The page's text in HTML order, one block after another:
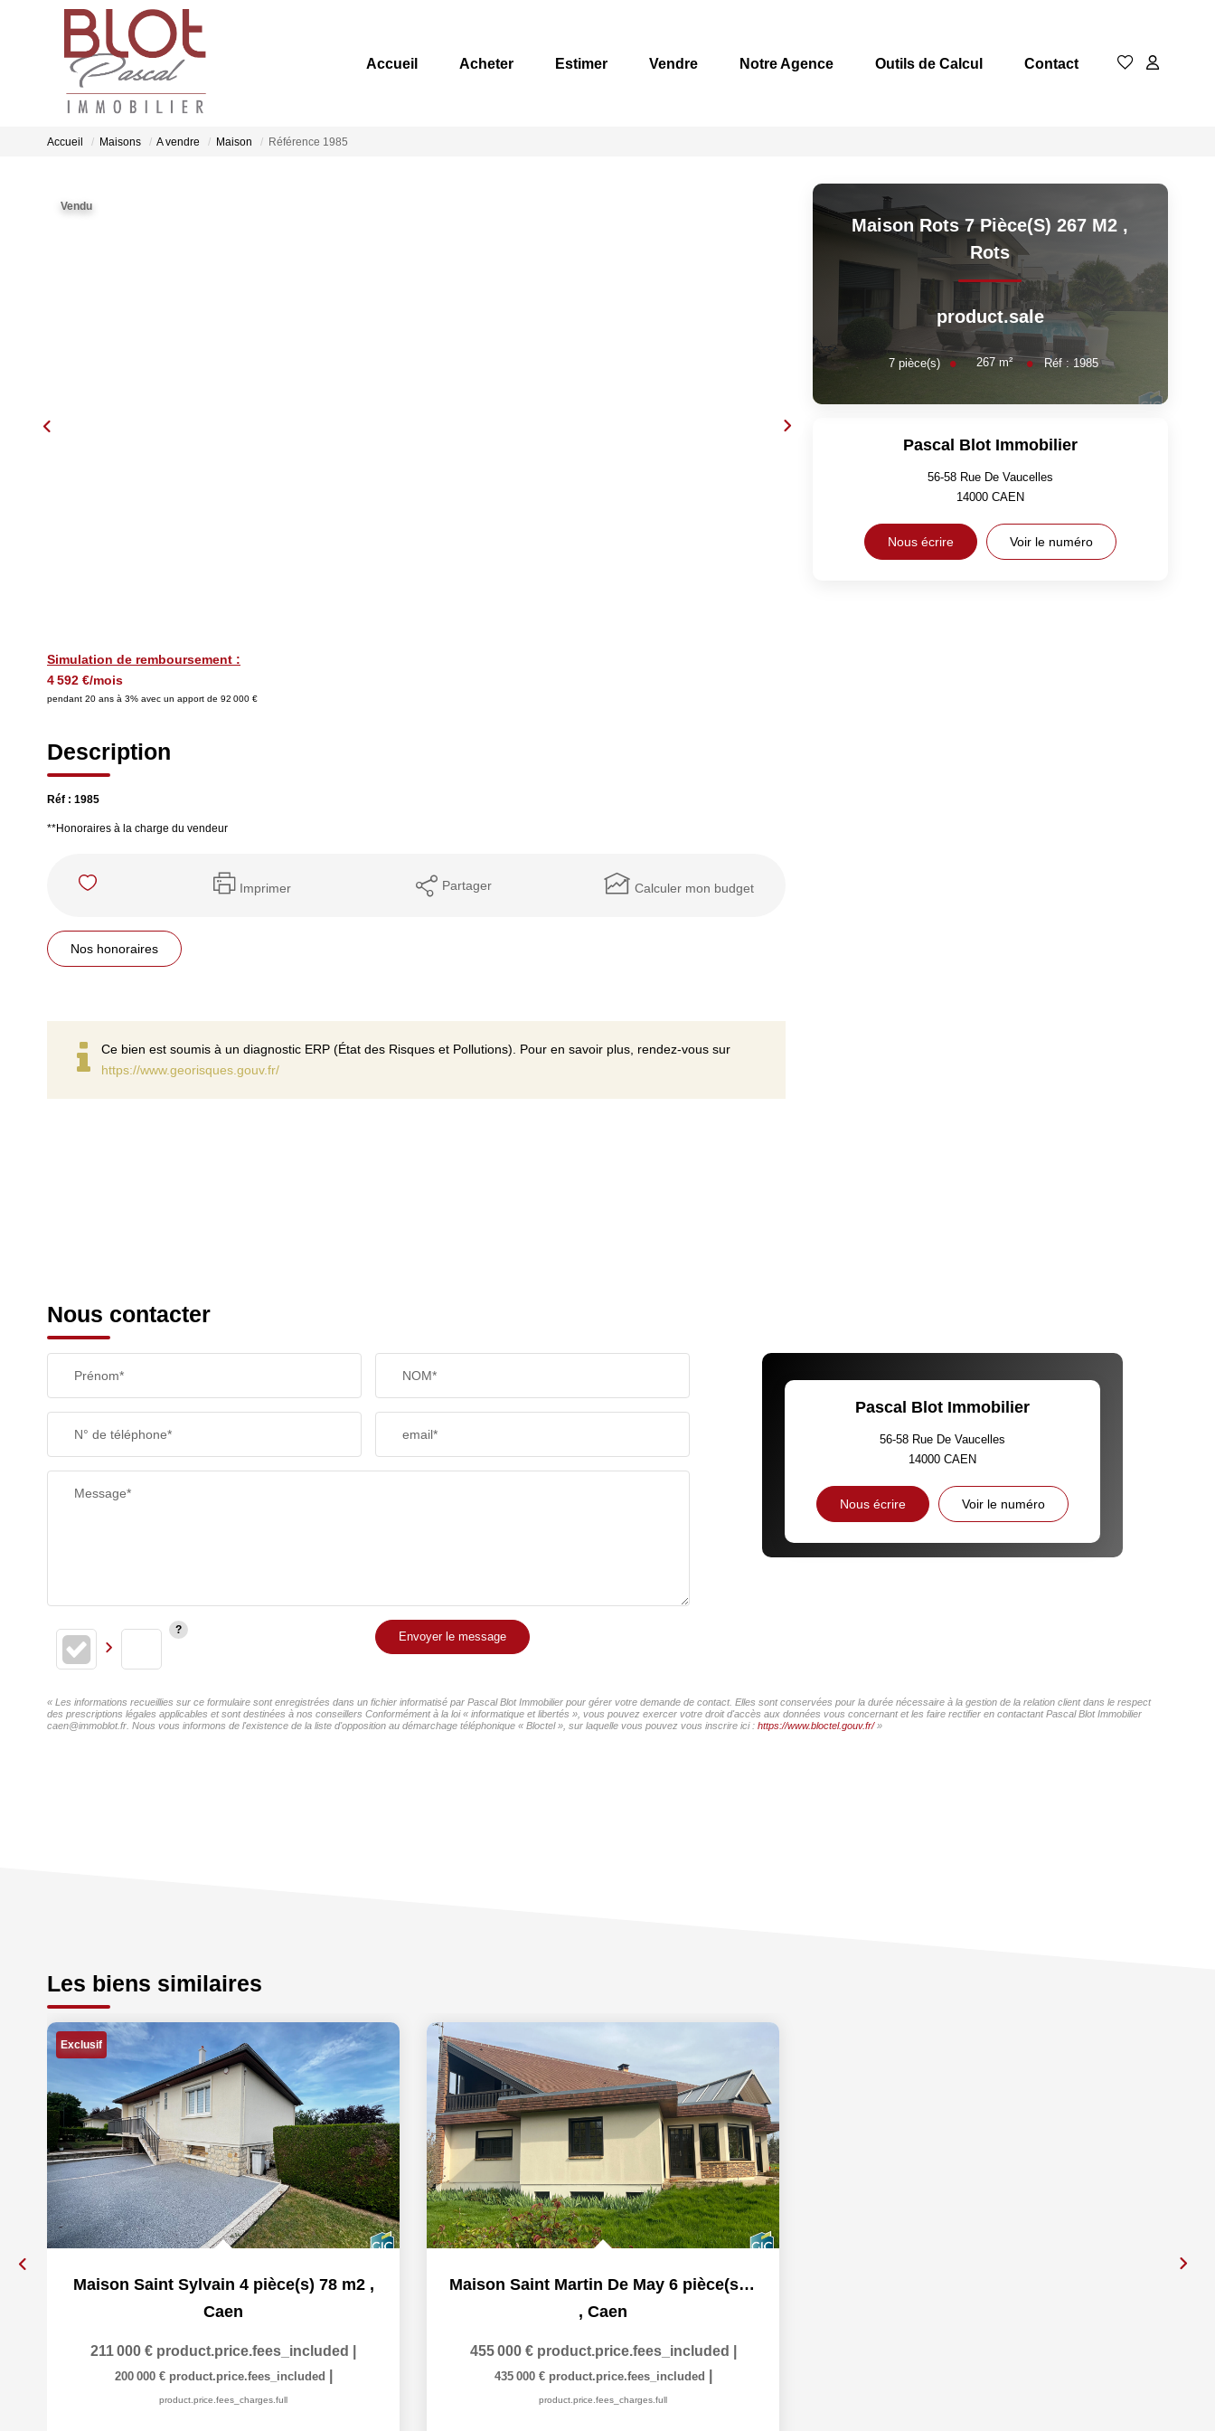
Accueil Acheter Estimer Vendre Notre Agence Outils de Calcul Contact
Accueil Maisons A vendre Maison Référence 1985
Vendu
Simulation de remboursement :
4 592 €/mois
pendant 20 ans à 3% avec un apport de 92 000 €
Description
Réf : 1985
**Honoraires à la charge du vendeur
Imprimer Partager Calculer mon budget
Nos honoraires
Ce bien est soumis à un diagnostic ERP (État des Risques et Pollutions). Pour en savoir plus, rendez-vous sur
https://www.georisques.gouv.fr/
Maison Rots 7 Pièce(s) 267 M2 ,
Rots
product.sale
7pièce(s) 267 m² Réf : 1985
Pascal Blot Immobilier
56-58 Rue De Vaucelles
14000 CAEN
Nous écrire Voir le numéro
Nous contacter
Prénom* NOM*
N° de téléphone* email*
Message*
Envoyer le message
Pascal Blot Immobilier
56-58 Rue De Vaucelles
14000 CAEN
Nous écrire Voir le numéro
« Les informations recueillies sur ce formulaire sont enregistrées dans un fichier informatisé par Pascal Blot Immobilier pour gérer votre demande de contact. Elles sont conservées pour la durée nécessaire à la gestion de la relation client dans le respect
des prescriptions légales applicables et sont destinées à nos conseillers Conformément à la loi « informatique et libertés », vous pouvez exercer votre droit d'accès aux données vous concernant et les faire rectifier en contactant Pascal Blot Immobilier
caen@immoblot.fr. Nous vous informons de l'existence de la liste d'opposition au démarchage téléphonique « Bloctel », sur laquelle vous pouvez vous inscrire ici : https://www.bloctel.gouv.fr/»
Les biens similaires
Exclusif
Maison Saint Sylvain 4 pièce(s) 78 m2 ,
Caen
211 000 € product.price.fees_included
200 000 € product.price.fees_included
product.price.fees_charges.full
Maison Saint Martin De May 6 pièce(s) 219 m2
, Caen
455 000 € product.price.fees_included
435 000 € product.price.fees_included
product.price.fees_charges.full